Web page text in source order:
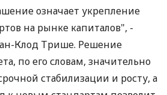
означает укрепление
на рынке капиталов", -
Клод Трише. Решение
по его словам, значительно
стабилизации и росту, а